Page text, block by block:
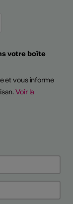
votre boîte
et vous informe
Voir la